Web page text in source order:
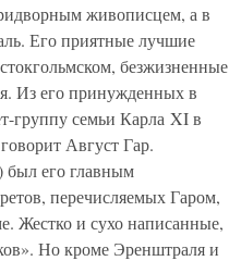
живописцем, а в
Его приятные лучшие
безжизненные
Из его принужденных в
группу семьи Карла XI в
Август Гар.
был его главным
перечисляемых Гаром,
Жестко и сухо написанные,
Но кроме Эренштраля и